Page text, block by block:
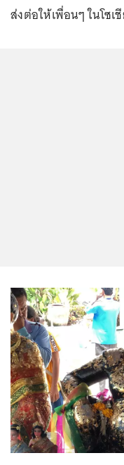
ส่งต่อให้เพื่อนๆ ในโซเ